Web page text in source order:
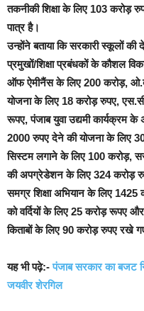
तकनीकी शिक्षा के लिए 103 करोड़
पात्र है।
उन्होंने बताया कि सरकारी स्कूलों
प्रमुखों/शिक्षा प्रबंधकों के कौशल
ऑफ ऐमीनैंस के लिए 200 करोड़,
योजना के लिए 18 करोड़ रुपए,
रूपए, पंजाब युवा उद्यमी कार्यक्रम के
2000 रुपए देने की योजना के लिए
सिस्टम लगाने के लिए 100 करोड़,
की अपग्रेडेशन के लिए 324 करोड़
समग्र शिक्षा अभियान के लिए 1425
को वर्दियों के लिए 25 करोड़ रूपए
किताबों के लिए 90 करोड़ रुपए रखे
यह भी पढ़े:-पंजाब सरकार का बजट
जयवीर शेरगिल